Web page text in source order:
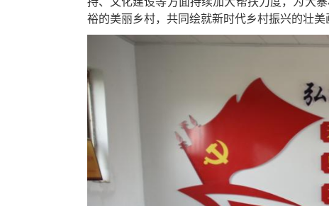
裕的美丽乡村，共同绘就新时代乡村振兴的壮美